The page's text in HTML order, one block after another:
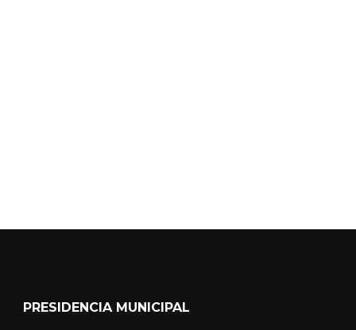
PRESIDENCIA MUNICIPAL